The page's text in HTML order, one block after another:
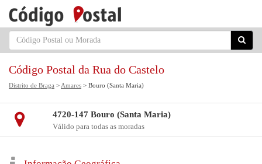
Código Postal da Rua do Castelo
Distrito de Braga > Amares > Bouro (Santa Maria)
4720-147 Bouro (Santa Maria)
Válido para todas as moradas